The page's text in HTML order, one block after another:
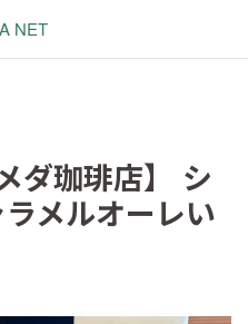
NET
ダ珈琲店】 シ
メルオーレい